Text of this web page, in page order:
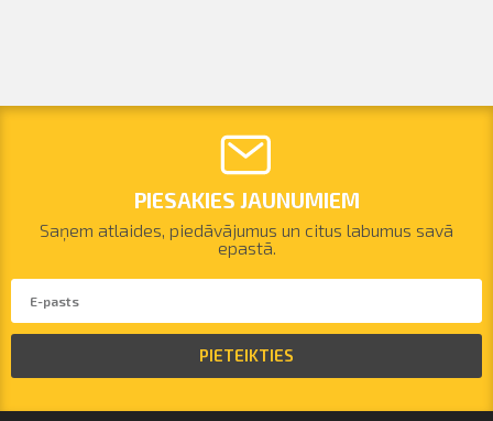
PIESAKIES JAUNUMIEM
Saņem atlaides, piedāvājumus un citus labumus savā
epastā.
PIETEIKTIES